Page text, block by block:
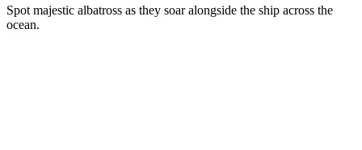
Spot majestic albatross as they soar alongside the ship across the
ocean.